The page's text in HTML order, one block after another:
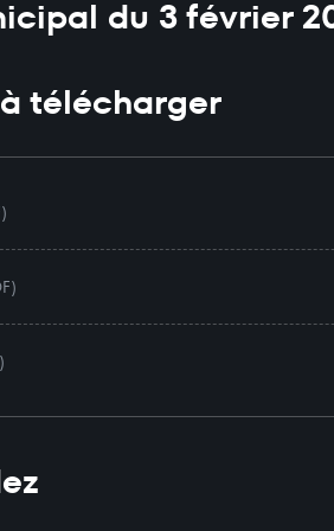
du 3 février
télécharger